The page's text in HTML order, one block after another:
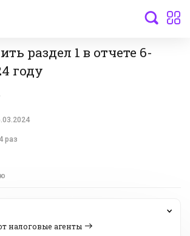
раздел 1 в отчете 6-
году
раз
налоговые агенты